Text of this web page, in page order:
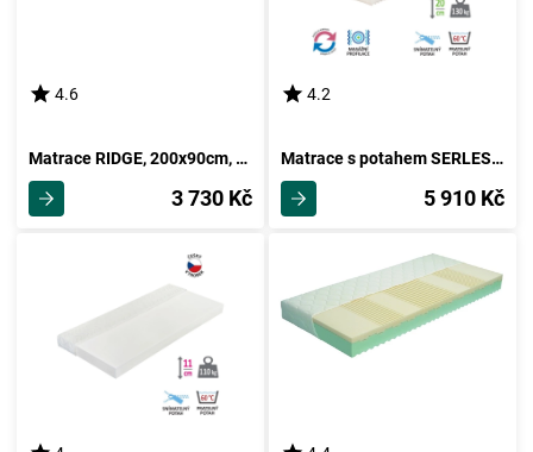
4.6
Matrace RIDGE, 200x90cm, potah froté
3 730 Kč
4.2
Matrace s potahem SERLES 90x200x20 cm
5 910 Kč